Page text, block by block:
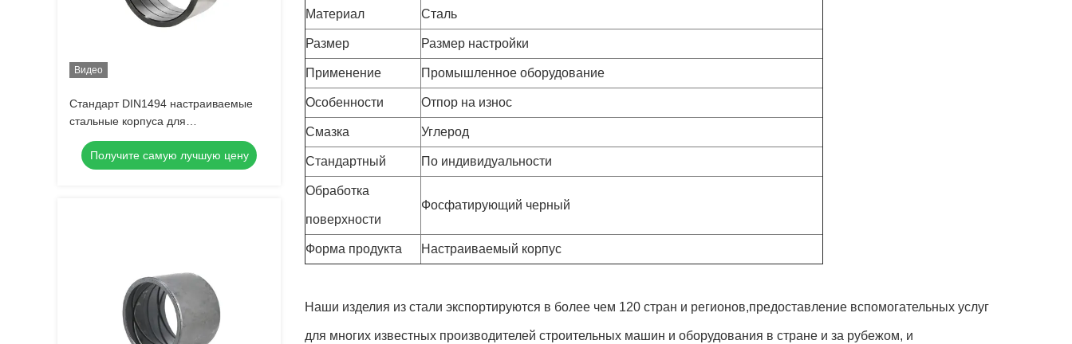
Видео
Стандарт DIN1494 настраиваемые
стальные корпуса для
промышленного оборудования
Получите самую лучшую цену
Материал Сталь
Размер Размер настройки
Применение Промышленное оборудование
Особенности Отпор на износ
Смазка Углерод
Стандартный По индивидуальности
Обработка
поверхности
Фосфатирующий черный
Форма продукта Настраиваемый корпус
Наши изделия из стали экспортируются в более чем 120 стран и регионов,предоставление вспомогательных услуг
для многих известных производителей строительных машин и оборудования в стране и за рубежом, и